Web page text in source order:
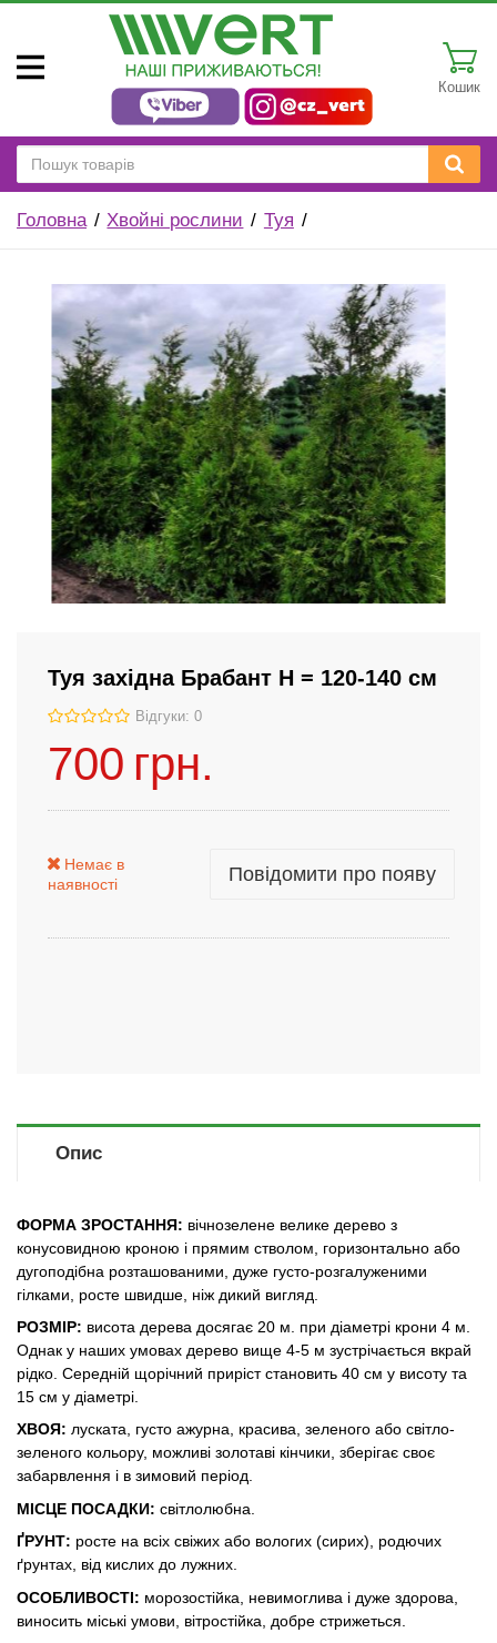
Кошик
Головна Хвойні рослини Туя
Туя західна Брабант Н = 120-140 см
Відгуки: 0
700 грн.
Немає в
наявності
Повідомити про появу
Опис
ФОРМА ЗРОСТАННЯ: вічнозелене велике дерево з
конусовидною кроною і прямим стволом, горизонтально або
дугоподібна розташованими, дуже густо-розгалуженими
гілками, росте швидше, ніж дикий вигляд.
РОЗМІР: висота дерева досягає 20 м. при діаметрі крони 4 м.
Однак у наших умовах дерево вище 4-5 м зустрічається вкрай
рідко. Середній щорічний приріст становить 40 см у висоту та
15 см у діаметрі.
ХВОЯ: луската, густо ажурна, красива, зеленого або світло-
зеленого кольору, можливі золотаві кінчики, зберігає своє
забарвлення і в зимовий період.
МІСЦЕ ПОСАДКИ: світлолюбна.
ҐРУНТ: росте на всіх свіжих або вологих (сирих), родючих
ґрунтах, від кислих до лужних.
ОСОБЛИВОСТІ: морозостійка, невимоглива і дуже здорова,
виносить міські умови, вітростійка, добре стрижеться.